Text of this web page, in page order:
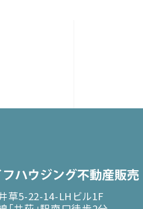
草5-22-14-LHビル1F